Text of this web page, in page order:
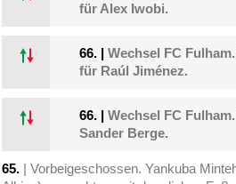
für Alex Iwobi.
66. |Wechsel FC
für Raúl Jiménez.
66. |Wechsel FC
Sander Berge.
65. | Vorbeigeschossen. Yankuba